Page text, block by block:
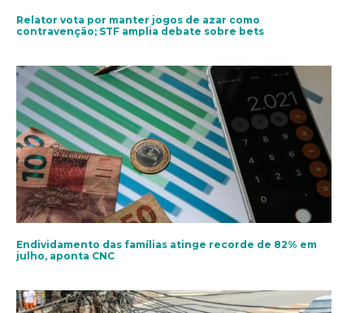
Relator vota por manter jogos de azar como
contravenção; STF amplia debate sobre bets
Endividamento das famílias atinge recorde de 82% em
julho, aponta CNC